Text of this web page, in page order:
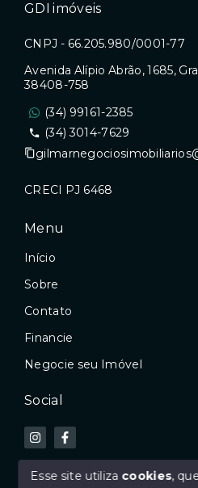
GDI imóveis
CNPJ - 66.205.980/0001-77
Avenida Alípio Abrão, 1685,
38408-758
(34) 99161-2385
(34) 3014-7629
CRECI PJ 6468
Menu
Início
Sobre
Contato
Financie
Negocie seu Imóvel
Social
Esse site utiliza cookies,